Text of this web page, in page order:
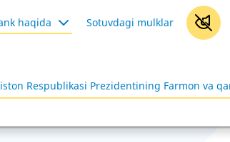
haqida Sotuvdagi mulklar
Respublikasi Prezidentining Farmon va